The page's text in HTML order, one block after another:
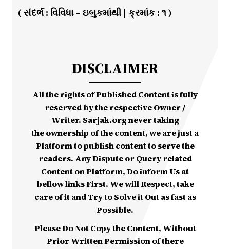
( સંદર્ભ : વિવિધા – ઇબુકમાંથી | ક્રમાંક : ૧ )
DISCLAIMER
All the rights of Published Content is fully
reserved by the respective Owner /
Writer. Sarjak.org never taking
the ownership of the content, we are just a
Platform to publish content to serve the
readers. Any Dispute or Query related
Content on Platform, Do inform Us at
bellow links First. We will Respect, take
care of it and Try to Solve it Out as fast as
Possible.
Please Do Not Copy the Content, Without
Prior Written Permission of there